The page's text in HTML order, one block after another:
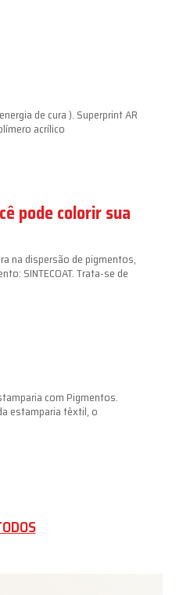
de cura ). Superprint AR
acrílico
pode colorir sua
na dispersão de pigmentos,
SINTECOAT. Trata-se de
com Pigmentos.
estamparia têxtil, o